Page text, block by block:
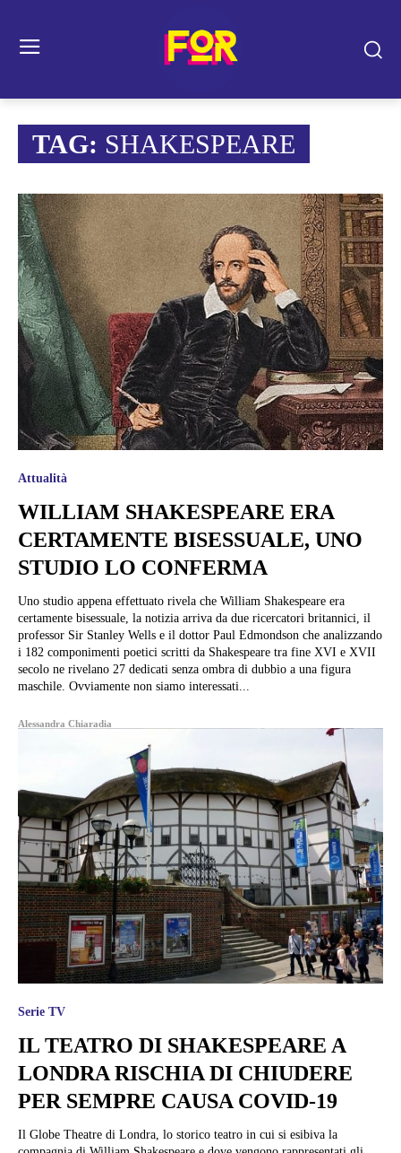
TAG: SHAKESPEARE
Attualità
WILLIAM SHAKESPEARE ERA
CERTAMENTE BISESSUALE, UNO
STUDIO LO CONFERMA
Uno studio appena effettuato rivela che William Shakespeare era
certamente bisessuale, la notizia arriva da due ricercatori britannici, il
professor Sir Stanley Wells e il dottor Paul Edmondson che analizzando
i 182 componimenti poetici scritti da Shakespeare tra fine XVI e XVII
secolo ne rivelano 27 dedicati senza ombra di dubbio a una figura
maschile. Ovviamente non siamo interessati...
Alessandra Chiaradia
Serie TV
IL TEATRO DI SHAKESPEARE A
LONDRA RISCHIA DI CHIUDERE
PER SEMPRE CAUSA COVID-19
Il Globe Theatre di Londra, lo storico teatro in cui si esibiva la